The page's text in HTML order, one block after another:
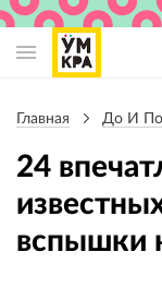
навигации
Главная До И
24
вспышки